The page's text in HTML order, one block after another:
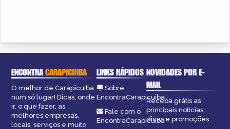
ENCONTRACARAPICUIBA
O melhor de Carapicuiba
num só lugar! Dicas, onde
ir, o que fazer, as
melhores empresas,
locais, serviços e muito
LINKS RÁPIDOS
Sobre
EncontraCarapicuiba
Fale com o
EncontraCarapicuiba
NOVIDADES POR E-
MAIL
Receba grátis as
principais notícias,
dicas e promoções